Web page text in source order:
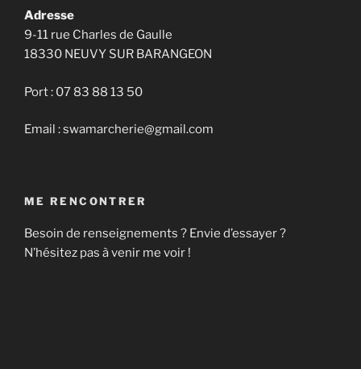
Adresse
9-11 rue Charles de Gaulle
18330 NEUVY SUR BARANGEON
Port : 07 83 88 13 50
Email : swamarcherie@gmail.com
ME RENCONTRER
Besoin de renseignements ? Envie d’essayer ?
N’hésitez pas à venir me voir !